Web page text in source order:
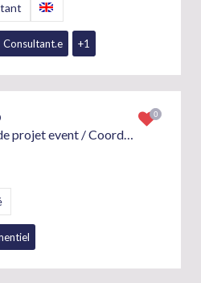
Consultant.e +1
Chargé de projet event / Coordination évenementiellle / Regisseur
+7